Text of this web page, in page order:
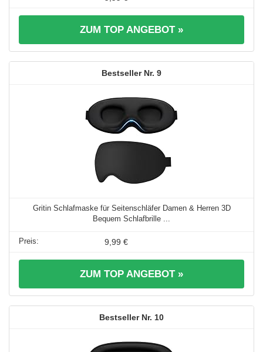
ZUM TOP ANGEBOT »
9
Gritin Schlafmaske für Seitenschläfer Damen & Herren 3D
Bequem Schlafbrille ...
9,99 €
ZUM TOP ANGEBOT »
10